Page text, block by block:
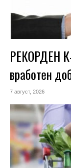
РЕКОРДЕН
вработен
7 август, 2026